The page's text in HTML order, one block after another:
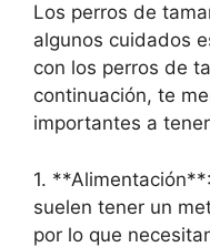
Los perros de
algunos cuidados
con los perros de
continuación, te
importantes a
1.
suelen tener un
por lo que